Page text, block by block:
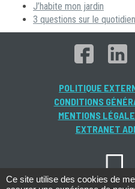
J’habite mon jardin
3 questions sur le
POLITIQUE
CONDITIONS
MENTIONS
EXTRANET
Ce site utilise des cookies de